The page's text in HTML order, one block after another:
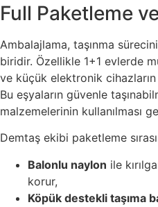
Full Paketleme
Ambalajlama, taşınma
biridir. Özellikle 1+1 evlerde
ve küçük elektronik
Bu eşyaların güvenle
malzemelerinin kullanılması
Demtaş ekibi paketleme
Balonlu naylon ile
korur,
Köpük destekli taşıma